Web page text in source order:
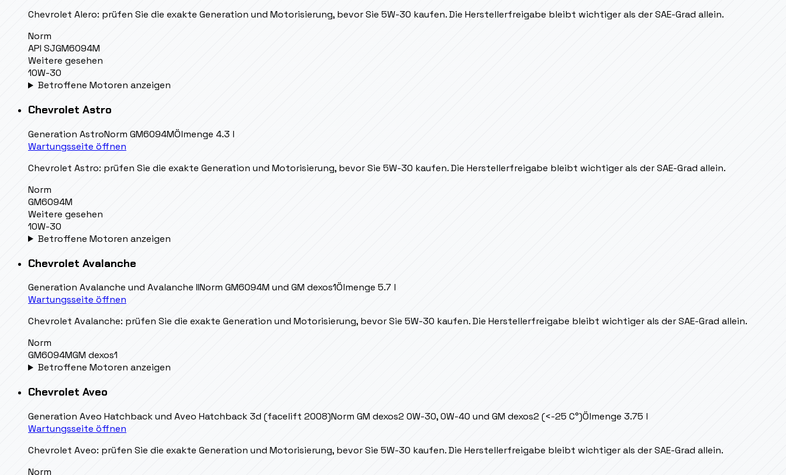
Chevrolet Alero: prüfen Sie die exakte Generation und Motorisierung, bevor Sie 5W-30 kaufen. Die Herstellerfreigabe bleibt wichtiger als der SAE-Grad allein.
Norm
API SJGM6094M
Weitere gesehen
10W-30
Betroffene Motoren anzeigen
Chevrolet Astro
Generation AstroNorm GM6094MÖlmenge 4.3 l
Wartungsseite öffnen
Chevrolet Astro: prüfen Sie die exakte Generation und Motorisierung, bevor Sie 5W-30 kaufen. Die Herstellerfreigabe bleibt wichtiger als der SAE-Grad allein.
Norm
GM6094M
Weitere gesehen
10W-30
Betroffene Motoren anzeigen
Chevrolet Avalanche
Generation Avalanche und Avalanche IINorm GM6094M und GM dexos1Ölmenge 5.7 l
Wartungsseite öffnen
Chevrolet Avalanche: prüfen Sie die exakte Generation und Motorisierung, bevor Sie 5W-30 kaufen. Die Herstellerfreigabe bleibt wichtiger als der SAE-Grad allein.
Norm
GM6094MGM dexos1
Betroffene Motoren anzeigen
Chevrolet Aveo
Generation Aveo Hatchback und Aveo Hatchback 3d (facelift 2008)Norm GM dexos2 0W-30, 0W-40 und GM dexos2 (<-25 C°)Ölmenge 3.75 l
Wartungsseite öffnen
Chevrolet Aveo: prüfen Sie die exakte Generation und Motorisierung, bevor Sie 5W-30 kaufen. Die Herstellerfreigabe bleibt wichtiger als der SAE-Grad allein.
Norm